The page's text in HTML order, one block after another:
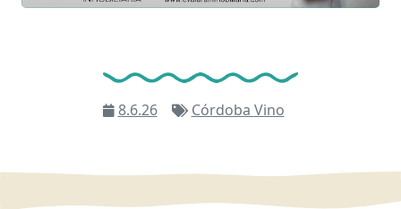
8.6.26 Córdoba Vino